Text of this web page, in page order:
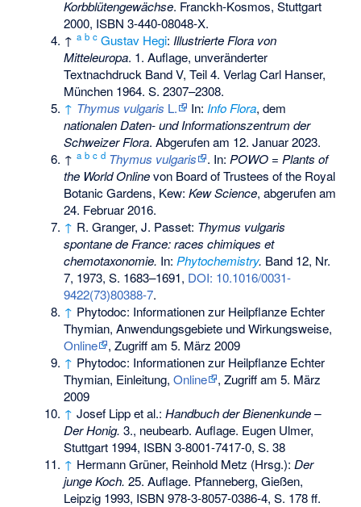
Korbblütengewächse. Franckh-Kosmos, Stuttgart
2000, ISBN 3-440-08048-X.
↑a b c Gustav Hegi: Illustrierte Flora von
Mitteleuropa. 1. Auflage, unveränderter
Textnachdruck Band V, Teil 4. Verlag Carl Hanser,
München 1964. S. 2307–2308.
↑ Thymus vulgaris L. In: Info Flora, dem
nationalen Daten- und Informationszentrum der
Schweizer Flora. Abgerufen am 12. Januar 2023.
↑a b c d Thymus vulgaris . In: POWO = Plants of
the World Onlinevon Board of Trustees of the Royal
Botanic Gardens, Kew:Kew Science, abgerufen am
24. Februar 2016.
↑ R. Granger, J. Passet: Thymus vulgaris
spontane de France: races chimiques et
chemotaxonomie. In: Phytochemistry. Band 12, Nr.
7, 1973, S. 1683–1691, DOI: 10.1016/0031-
9422(73)80388-7.
↑ Phytodoc: Informationen zur Heilpflanze Echter
Thymian, Anwendungsgebiete und Wirkungsweise,
Online
, Zugriff am 5. März 2009
↑ Phytodoc: Informationen zur Heilpflanze Echter
Thymian, Einleitung,Online
, Zugriff am 5. März
2009
↑ Josef Lipp et al.:Handbuch der Bienenkunde –
Der Honig. 3., neubearb. Auflage. Eugen Ulmer,
Stuttgart 1994, ISBN 3-8001-7417-0, S. 38
↑ Hermann Grüner, Reinhold Metz (Hrsg.):Der
junge Koch. 25. Auflage. Pfanneberg, Gießen,
Leipzig 1993, ISBN 978-3-8057-0386-4, S. 178 ff.